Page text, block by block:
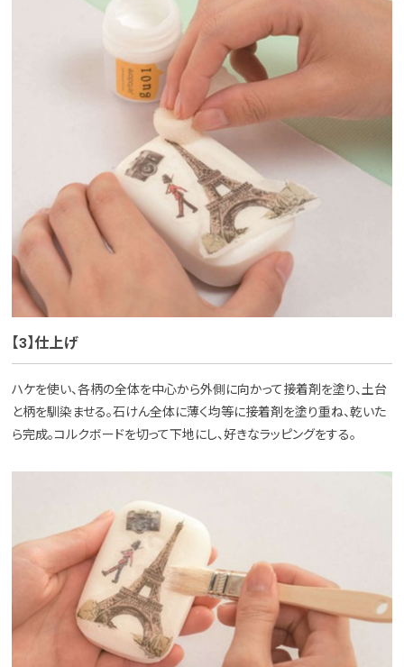
【3】仕上げ
ハケを使い、各柄の全体を中心から外側に向かって接着剤を塗り、土台
と柄を馴染ませる。石けん全体に薄く均等に接着剤を塗り重ね、乾いた
ら完成。コルクボードを切って下地にし、好きなラッピングをする。